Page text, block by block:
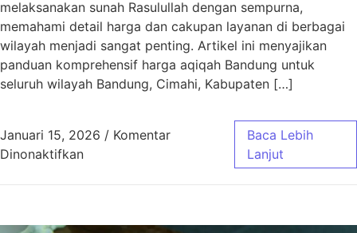
melaksanakan sunah Rasulullah dengan sempurna,
memahami detail harga dan cakupan layanan di berbagai
wilayah menjadi sangat penting. Artikel ini menyajikan
panduan komprehensif harga aqiqah Bandung untuk
seluruh wilayah Bandung, Cimahi, Kabupaten […]
Januari 15, 2026 / Komentar
Dinonaktifkanpada Harga Aqiqah Bandung Ekonimis
Baca Lebih
Lanjut